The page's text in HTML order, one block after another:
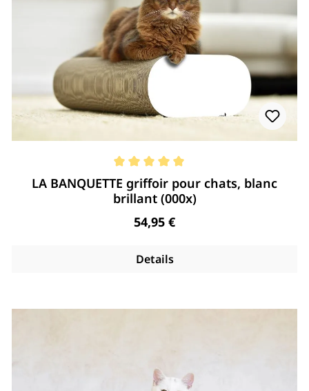
Note moyenne de 5 de 5 étoiles
LA BANQUETTE griffoir pour chats, blanc
brillant (000x)
Regulärer Preis:
54,95 €
Details